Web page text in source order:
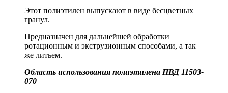
Этот полиэтилен выпускают в виде бесцветных
гранул.
Предназначен для дальнейшей обработки
ротационным и экструзионным способами, а так
же литьем.
Область использования полиэтилена ПВД 11503-
070